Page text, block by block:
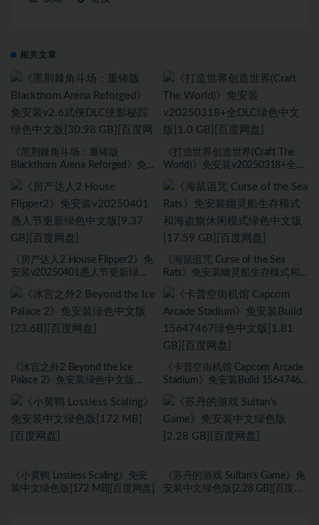
相关文章
《黑荆棘角斗场：重铸版
Blackthorn Arena Reforged》免
文版[30.98 GB][百度网盘]
《打造世界创造世界(Craft The
World)》免安装v20250318+全
盘]
《房产达人2 House Flipper2》免
安装v20250401愚人节更新绿色
《海鼠诅咒 Curse of the Sea
Rats》免安装幽灵船生存模式和
GB][百度网盘]
《冰宫之外2 Beyond the Ice
Palace 2》免安装绿色中文版
《卡普空街机馆 Capcom Arcade
Stadium》免安装Build 15647467
《小黄鸭 Lossless Scaling》免安
装中文绿色版[172 MB][百度网盘]
《苏丹的游戏 Sultan’s Game》免
安装中文绿色版[2.28 GB][百度网